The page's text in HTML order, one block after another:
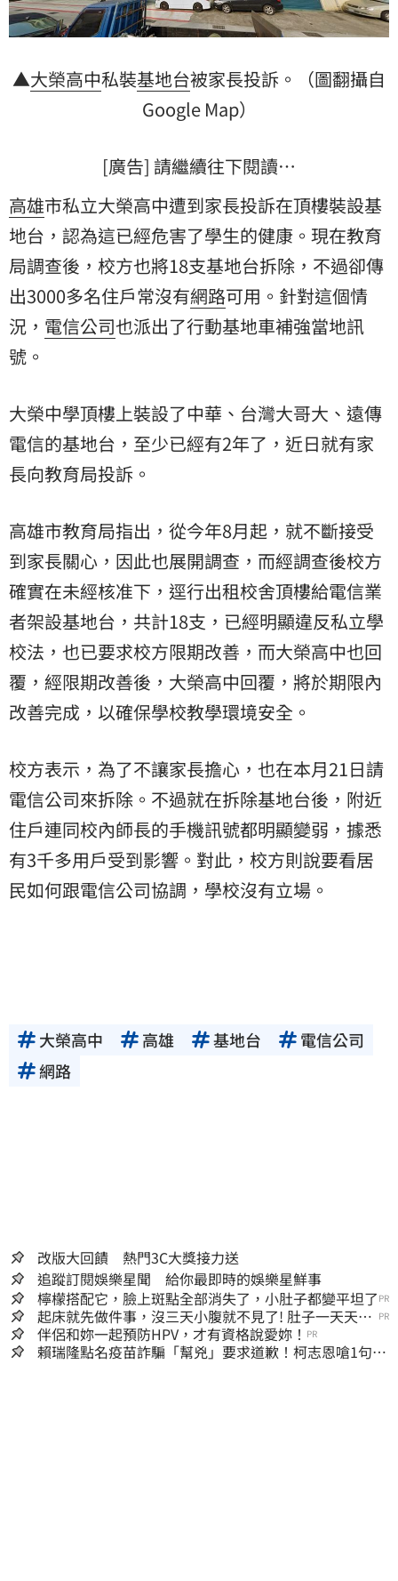
▲大榮高中私裝基地台被家長投訴。（圖翻攝自
Google Map）
[廣告] 請繼續往下閱讀…
高雄市私立大榮高中遭到家長投訴在頂樓裝設基
地台，認為這已經危害了學生的健康。現在教育
局調查後，校方也將18支基地台拆除，不過卻傳
出3000多名住戶常沒有網路可用。針對這個情
況， 電信公司也派出了行動基地車補強當地訊
號。
大榮中學頂樓上裝設了中華、台灣大哥大、遠傳
電信的基地台，至少已經有2年了，近日就有家
長向教育局投訴。
高雄市教育局指出，從今年8月起，就不斷接受
到家長關心，因此也展開調查，而經調查後校方
確實在未經核准下，逕行出租校舍頂樓給電信業
者架設基地台，共計18支，已經明顯違反私立學
校法，也已要求校方限期改善，而大榮高中也回
覆，經限期改善後，大榮高中回覆，將於期限內
改善完成，以確保學校教學環境安全。
校方表示，為了不讓家長擔心，也在本月21日請
電信公司來拆除。不過就在拆除基地台後，附近
住戶連同校內師長的手機訊號都明顯變弱，據悉
有3千多用戶受到影響。對此，校方則說要看居
民如何跟電信公司協調，學校沒有立場。
大榮高中 高雄 基地台
電信公司
網路
改版大回饋 熱門3C大獎接力送
追蹤訂閱娛樂星聞 給你最即時的娛樂星鮮事
檸檬搭配它，臉上斑點全部消失了，小肚子都變平坦了 PR
起床就先做件事，沒三天小腹就不見了! 肚子一天天變
小！
PR
伴侶和妳一起預防HPV，才有資格說愛妳！ PR
賴瑞隆點名疫苗詐騙「幫兇」要求道歉！柯志恩嗆1句被